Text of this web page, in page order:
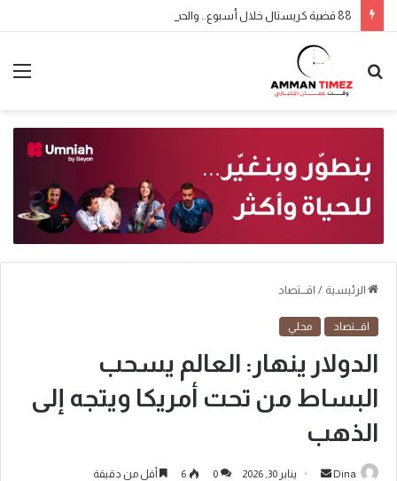
88 قضية كريستال خلال أسبوع.. والحملة الأمنية مستمرة
الرئيسية / اقـــتصاد
اقـــتصاد محلي
الدولار ينهار: العالم يسحب
البساط من تحت أمريكا ويتجه إلى
الذهب
Dina يناير 30, 2026 0
6 أقل من دقيقة